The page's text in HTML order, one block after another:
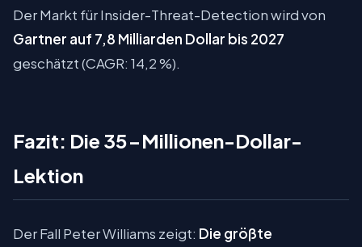
Der Markt für Insider-Threat-Detection wird von
Gartner auf 7,8 Milliarden Dollar bis 2027
geschätzt (CAGR: 14,2 %).
Fazit: Die 35-Millionen-Dollar-
Lektion
Der Fall Peter Williams zeigt: Die größte